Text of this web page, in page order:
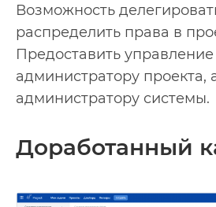
Возможность
распределить права в
Предоставить
администратору проекта,
администратору системы.
Доработанный